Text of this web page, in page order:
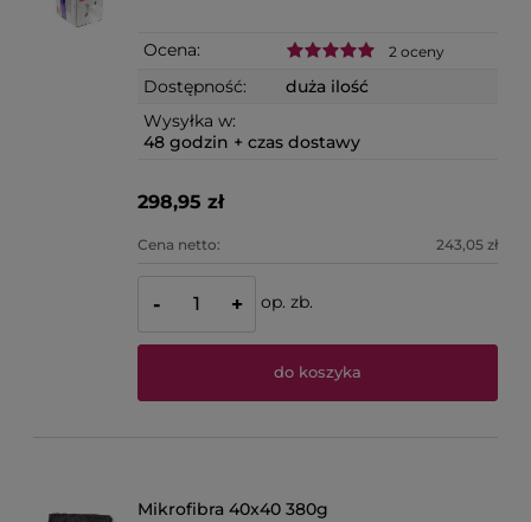
Ocena: 2 oceny
Dostępność:
duża ilość
Wysyłka w:
48 godzin + czas dostawy
298,95 zł
Cena netto: 243,05 zł
- + op. zb.
do koszyka
Mikrofibra 40x40 380g